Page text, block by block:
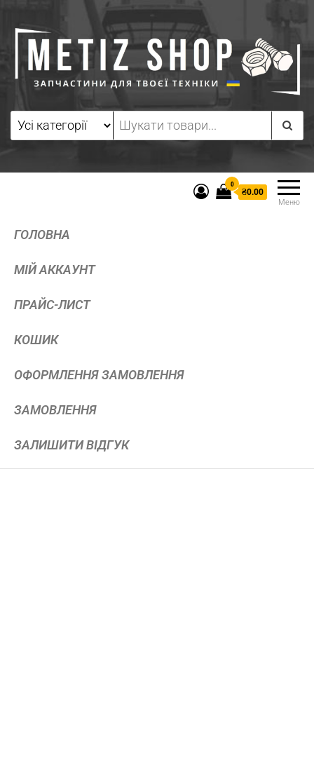
Меню
0
₴0.00
ГОЛОВНА
МІЙ АККАУНТ
ПРАЙС-ЛИСТ
КОШИК
ОФОРМЛЕННЯ ЗАМОВЛЕННЯ
ЗАМОВЛЕННЯ
ЗАЛИШИТИ ВІДГУК